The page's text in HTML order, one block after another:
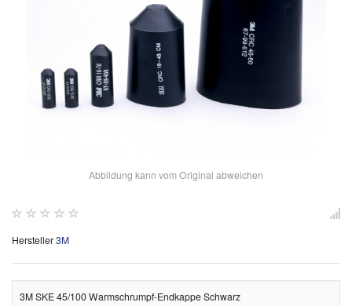
Abbildung kann vom Original abweichen
Hersteller3M
3M SKE 45/100 Warmschrumpf-Endkappe Schwarz